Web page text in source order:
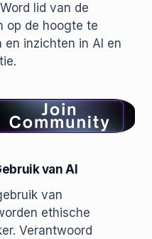
lid van de
op de hoogte te
en inzichten in AI en
van AI
van
ethische
Verantwoord